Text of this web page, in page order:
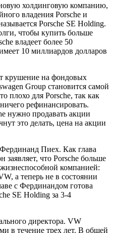
холдинговую компанию,
владения Porsche и
Porsche SE Holding.
чтобы купить больше
владеет более 50
10 миллиардов долларов
крушение на фондовых
Group становится самой
плохо для Porsche, так как
рефинансировать.
нужно продавать акции
это делать, цена на акции
Пиех. Как глава
заявляет, что Porsche больше
компанией:
а теперь не в состоянии
с Фердинандом готова
SE Holding за 3-4
директора. VW
в течение трех лет. В общей